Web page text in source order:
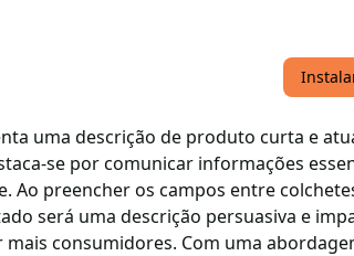
uma descrição de produto curta e
se por comunicar informações
Ao preencher os campos entre
será uma descrição persuasiva e
consumidores. Com uma